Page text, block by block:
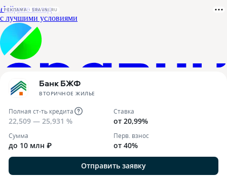
РЕКЛАМА • SRAVNI.RU
Банк БЖФ
ВТОРИЧНОЕ ЖИЛЬЕ
Полная ст-ть кредита
22,509 — 25,931 %
Ставка
от 20,99%
Сумма
до 10 млн ₽
Перв. взнос
от 40%
Отправить заявку